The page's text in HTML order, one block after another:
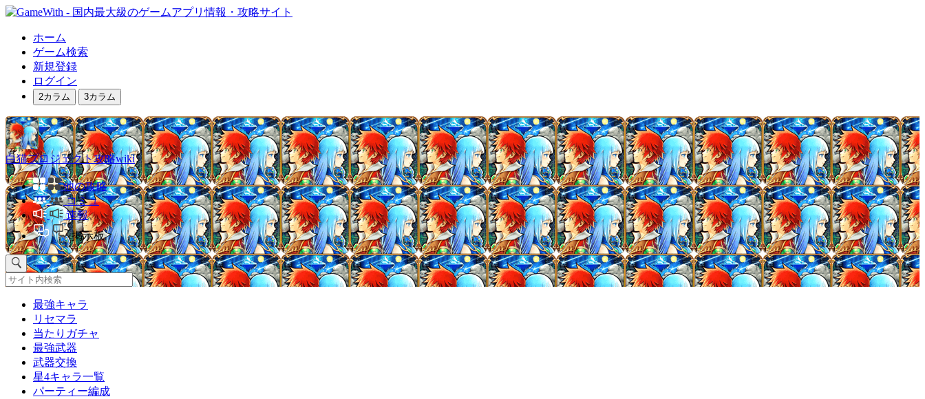
ホーム
ゲーム検索
新規登録
ログイン
2カラム 3カラム
白猫プロジェクト攻略wiki
他の攻略
コミュ
速報
掲示板
最強キャラ
リセマラ
当たりガチャ
最強武器
武器交換
星4キャラ一覧
パーティー編成